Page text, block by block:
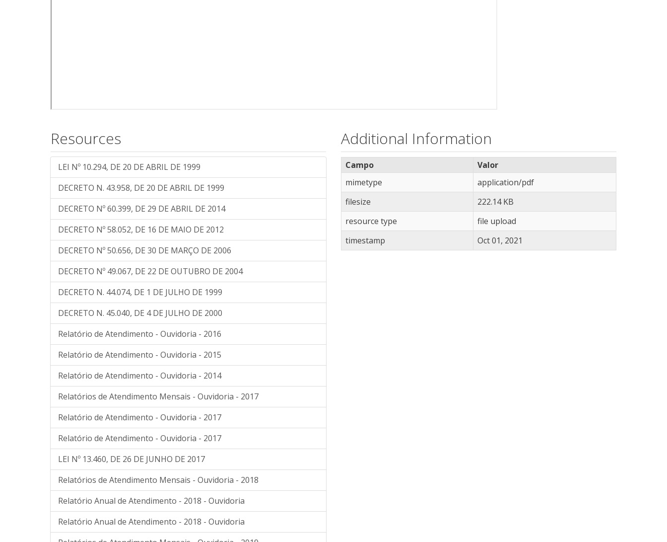
Resources
LEI Nº 10.294, DE 20 DE ABRIL DE 1999
DECRETO N. 43.958, DE 20 DE ABRIL DE 1999
DECRETO Nº 60.399, DE 29 DE ABRIL DE 2014
DECRETO Nº 58.052, DE 16 DE MAIO DE 2012
DECRETO Nº 50.656, DE 30 DE MARÇO DE 2006
DECRETO Nº 49.067, DE 22 DE OUTUBRO DE 2004
DECRETO N. 44.074, DE 1 DE JULHO DE 1999
DECRETO N. 45.040, DE 4 DE JULHO DE 2000
Relatório de Atendimento - Ouvidoria - 2016
Relatório de Atendimento - Ouvidoria - 2015
Relatório de Atendimento - Ouvidoria - 2014
Relatórios de Atendimento Mensais - Ouvidoria - 2017
Relatório de Atendimento - Ouvidoria - 2017
Relatório de Atendimento - Ouvidoria - 2017
LEI Nº 13.460, DE 26 DE JUNHO DE 2017
Relatórios de Atendimento Mensais - Ouvidoria - 2018
Relatório Anual de Atendimento - 2018 - Ouvidoria
Relatório Anual de Atendimento - 2018 - Ouvidoria
Additional Information
Campo
Valor
mimetype
application/pdf
filesize
222.14 KB
resource type
file upload
timestamp
Oct 01, 2021